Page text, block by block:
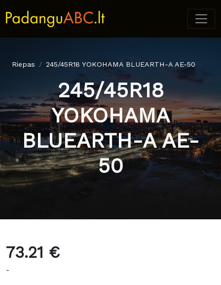
Riepas 245/45R18 YOKOHAMA BLUEARTH-A AE-50
245/45R18
YOKOHAMA
BLUEARTH-A AE-
50
73.21 €
-